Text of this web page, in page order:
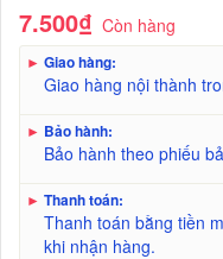
7.500₫ Còn hàng
► Giao hàng:
Giao hàng nội thành
► Bảo hành:
Bảo hành theo phiếu
► Thanh toán:
Thanh toán bằng tiền
khi nhận hàng.